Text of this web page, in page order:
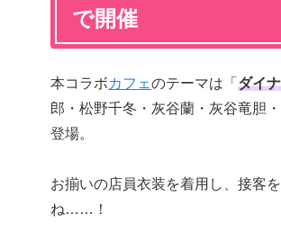
で開催
本コラボカフェのテーマは「 ダイ
郎・松野千冬・灰谷蘭・灰谷竜胆
登場。
お揃いの店員衣装を着用し、接客
ね……！